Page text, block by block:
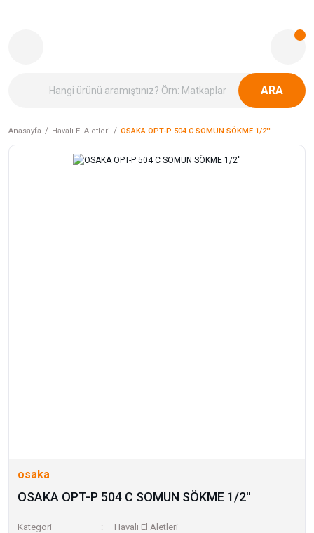
ARA
Anasayfa Havalı El Aletleri OSAKA OPT-P 504 C SOMUN SÖKME 1/2''
osaka
OSAKA OPT-P 504 C SOMUN SÖKME 1/2''
Kategori
Havalı El Aletleri